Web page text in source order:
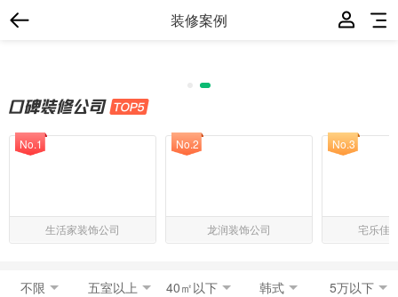
装修案例
生活家装饰公司
No.1
龙润装饰公司
No.2
宅乐佳
No.3
不限 五室以上 40㎡以下 韩式 5万以下